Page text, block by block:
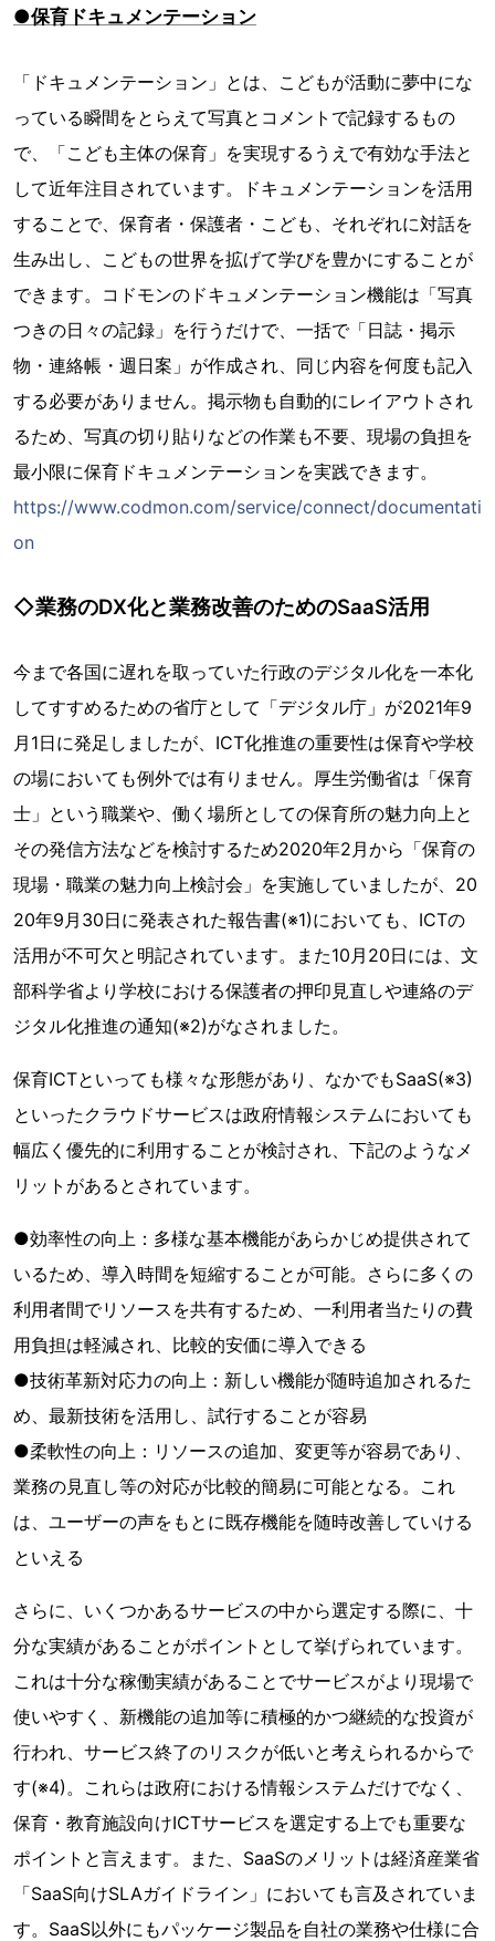
●保育ドキュメンテーション
「ドキュメンテーション」とは、こどもが活動に夢中にな
っている瞬間をとらえて写真とコメントで記録するもの
で、「こども主体の保育」を実現するうえで有効な手法と
して近年注目されています。ドキュメンテーションを活用
することで、保育者・保護者・こども、それぞれに対話を
生み出し、こどもの世界を拡げて学びを豊かにすることが
できます。コドモンのドキュメンテーション機能は「写真
つきの日々の記録」を行うだけで、一括で「日誌・掲示
物・連絡帳・週日案」が作成され、同じ内容を何度も記入
する必要がありません。掲示物も自動的にレイアウトされ
るため、写真の切り貼りなどの作業も不要、現場の負担を
最小限に保育ドキュメンテーションを実践できます。
https://www.codmon.com/service/connect/documentati
on
◇業務のDX化と業務改善のためのSaaS活用
今まで各国に遅れを取っていた行政のデジタル化を一本化
してすすめるための省庁として「デジタル庁」が2021年9
月1日に発足しましたが、ICT化推進の重要性は保育や学校
の場においても例外では有りません。厚生労働省は「保育
士」という職業や、働く場所としての保育所の魅力向上と
その発信方法などを検討するため2020年2月から「保育の
現場・職業の魅力向上検討会」を実施していましたが、20
20年9月30日に発表された報告書(※1)においても、ICTの
活用が不可欠と明記されています。また10月20日には、文
部科学省より学校における保護者の押印見直しや連絡のデ
ジタル化推進の通知(※2)がなされました。
保育ICTといっても様々な形態があり、なかでもSaaS(※3)
といったクラウドサービスは政府情報システムにおいても
幅広く優先的に利用することが検討され、下記のようなメ
リットがあるとされています。
●効率性の向上：多様な基本機能があらかじめ提供されて
いるため、導入時間を短縮することが可能。さらに多くの
利用者間でリソースを共有するため、一利用者当たりの費
用負担は軽減され、比較的安価に導入できる
●技術革新対応力の向上：新しい機能が随時追加されるた
め、最新技術を活用し、試行することが容易
●柔軟性の向上：リソースの追加、変更等が容易であり、
業務の見直し等の対応が比較的簡易に可能となる。これ
は、ユーザーの声をもとに既存機能を随時改善していける
といえる
さらに、いくつかあるサービスの中から選定する際に、十
分な実績があることがポイントとして挙げられています。
これは十分な稼働実績があることでサービスがより現場で
使いやすく、新機能の追加等に積極的かつ継続的な投資が
行われ、サービス終了のリスクが低いと考えられるからで
す(※4)。これらは政府における情報システムだけでなく、
保育・教育施設向けICTサービスを選定する上でも重要な
ポイントと言えます。また、SaaSのメリットは経済産業省
「SaaS向けSLAガイドライン」においても言及されていま
す。SaaS以外にもパッケージ製品を自社の業務や仕様に合